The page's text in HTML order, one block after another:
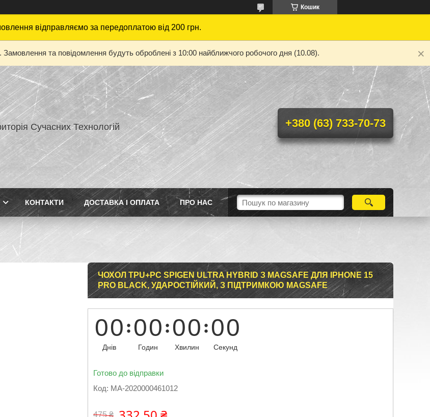
Кошик
відправляємо за передоплатою від 200 грн.
Замовлення та повідомлення будуть оброблені з 10:00 найближчого робочого дня (10.08).
Сучасних Технологій +380 (63) 733-70-73
КОНТАКТИ ДОСТАВКА І ОПЛАТА ПРО НАС
ЧОХОЛ TPU+PC SPIGEN ULTRA HYBRID З MAGSAFE ДЛЯ IPHONE 15
PRO BLACK, УДАРОСТІЙКИЙ, З ПІДТРИМКОЮ MAGSAFE
00
Днів
00
Годин
00
Хвилин
00
Секунд
Готово до відправки
Код: MA-2020000461012
475 ₴